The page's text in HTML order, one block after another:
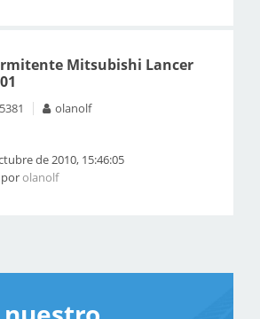
Mitsubishi Lancer
5381 olanolf
de 2010, 15:46:05
olanolf